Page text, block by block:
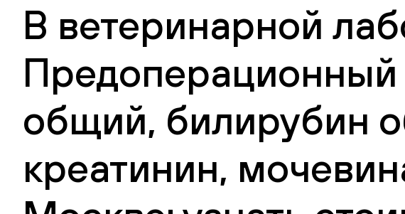
В ветеринарной
общий, билирубин
креатинин,